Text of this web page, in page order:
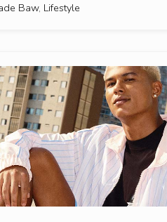
Baw, Lifestyle